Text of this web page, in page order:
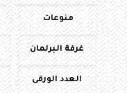
منوعات
غرفة البرلمان
العدد الورقى